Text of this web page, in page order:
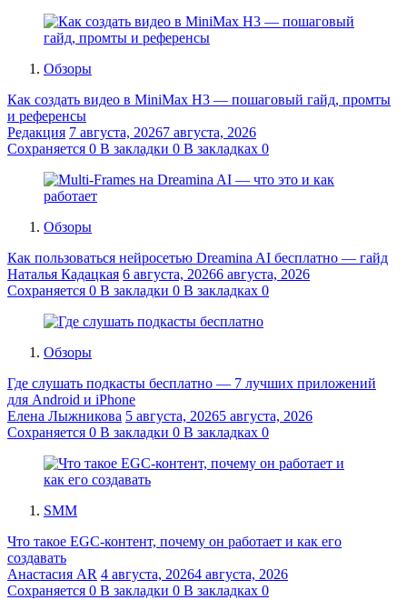
Обзоры
Как создать видео в MiniMax H3 — пошаговый гайд, промты
и референсы
Редакция 7 августа, 20267 августа, 2026
Сохраняется 0 В закладки 0 В закладках 0
Обзоры
Как пользоваться нейросетью Dreamina AI бесплатно — гайд
Наталья Кадацкая 6 августа, 20266 августа, 2026
Сохраняется 0 В закладки 0 В закладках 0
Обзоры
Где слушать подкасты бесплатно — 7 лучших приложений
для Android и iPhone
Елена Лыжникова 5 августа, 20265 августа, 2026
Сохраняется 0 В закладки 0 В закладках 0
SMM
Что такое EGC-контент, почему он работает и как его
создавать
Анастасия AR 4 августа, 20264 августа, 2026
Сохраняется 0 В закладки 0 В закладках 0